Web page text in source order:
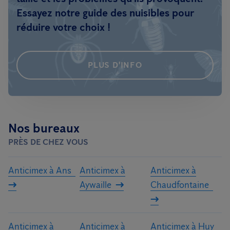
Essayez notre guide des nuisibles pour
réduire votre choix !
PLUS D'INFO
Nos bureaux
PRÈS DE CHEZ VOUS
Anticimex à Ans
Anticimex à
Aywaille
Anticimex à
Chaudfontaine
Anticimex à Anticimex à Anticimex à Huy